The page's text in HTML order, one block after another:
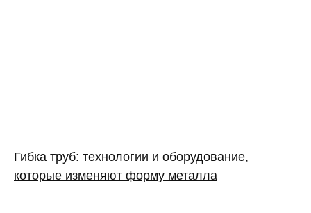
Гибка труб: технологии и оборудование,
которые изменяют форму металла